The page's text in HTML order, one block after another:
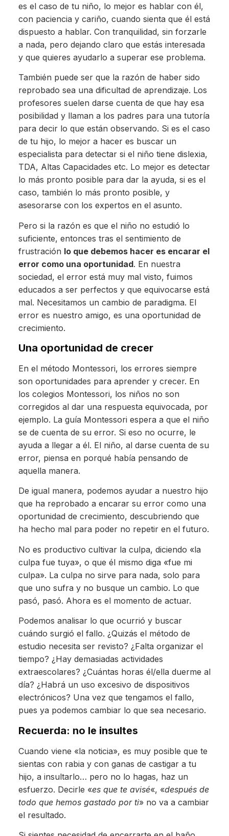
es el caso de tu niño, lo mejor es hablar con él,
con paciencia y cariño, cuando sienta que él está
dispuesto a hablar. Con tranquilidad, sin forzarle
a nada, pero dejando claro que estás interesada
y que quieres ayudarlo a superar ese problema.
También puede ser que la razón de haber sido
reprobado sea una dificultad de aprendizaje. Los
profesores suelen darse cuenta de que hay esa
posibilidad y llaman a los padres para una tutoría
para decir lo que están observando. Si es el caso
de tu hijo, lo mejor a hacer es buscar un
especialista para detectar si el niño tiene dislexia,
TDA, Altas Capacidades etc. Lo mejor es detectar
lo más pronto posible para dar la ayuda, si es el
caso, también lo más pronto posible, y
asesorarse con los expertos en el asunto.
Pero si la razón es que el niño no estudió lo
suficiente, entonces tras el sentimiento de
frustración lo que debemos hacer es encarar el
error como una oportunidad. En nuestra
sociedad, el error está muy mal visto, fuimos
educados a ser perfectos y que equivocarse está
mal. Necesitamos un cambio de paradigma. El
error es nuestro amigo, es una oportunidad de
crecimiento.
Una oportunidad de crecer
En el método Montessori, los errores siempre
son oportunidades para aprender y crecer. En
los colegios Montessori, los niños no son
corregidos al dar una respuesta equivocada, por
ejemplo. La guía Montessori espera a que el niño
se de cuenta de su error. Si eso no ocurre, le
ayuda a llegar a él. El niño, al darse cuenta de su
error, piensa en porqué había pensando de
aquella manera.
De igual manera, podemos ayudar a nuestro hijo
que ha reprobado a encarar su error como una
oportunidad de crecimiento, descubriendo que
ha hecho mal para poder no repetir en el futuro.
No es productivo cultivar la culpa, diciendo «la
culpa fue tuya», o que él mismo diga «fue mi
culpa». La culpa no sirve para nada, solo para
que uno sufra y no busque un cambio. Lo que
pasó, pasó. Ahora es el momento de actuar.
Podemos analisar lo que ocurrió y buscar
cuándo surgió el fallo. ¿Quizás el método de
estudio necesita ser revisto? ¿Falta organizar el
tiempo? ¿Hay demasiadas actividades
extraescolares? ¿Cuántas horas él/ella duerme al
día? ¿Habrá un uso excesivo de dispositivos
electrónicos? Una vez que tengamos el fallo,
pues ya podemos cambiar lo que sea necesario.
Recuerda: no le insultes
Cuando viene «la noticia», es muy posible que te
sientas con rabia y con ganas de castigar a tu
hijo, a insultarlo… pero no lo hagas, haz un
esfuerzo. Decirle «es que te avisé«, «después de
todo que hemos gastado por ti» no va a cambiar
el resultado.